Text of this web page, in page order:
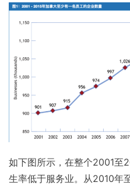
如下图所示，在整个2001至
生率低于服务业。从2010年